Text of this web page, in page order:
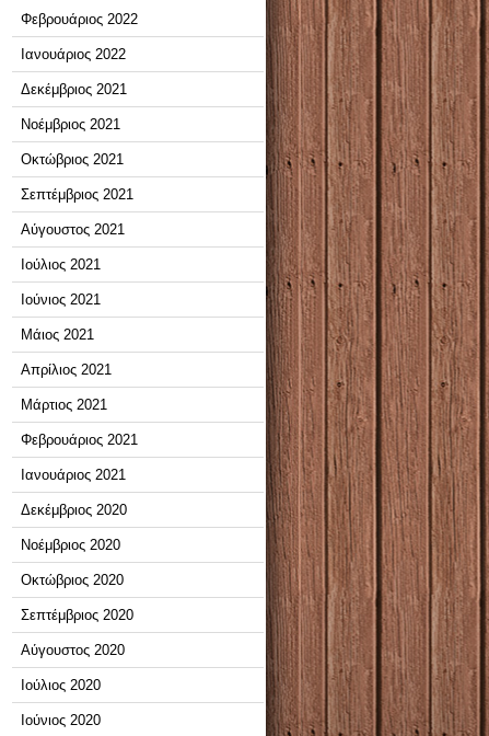
Φεβρουάριος 2022
Ιανουάριος 2022
Δεκέμβριος 2021
Νοέμβριος 2021
Οκτώβριος 2021
Σεπτέμβριος 2021
Αύγουστος 2021
Ιούλιος 2021
Ιούνιος 2021
Μάιος 2021
Απρίλιος 2021
Μάρτιος 2021
Φεβρουάριος 2021
Ιανουάριος 2021
Δεκέμβριος 2020
Νοέμβριος 2020
Οκτώβριος 2020
Σεπτέμβριος 2020
Αύγουστος 2020
Ιούλιος 2020
Ιούνιος 2020